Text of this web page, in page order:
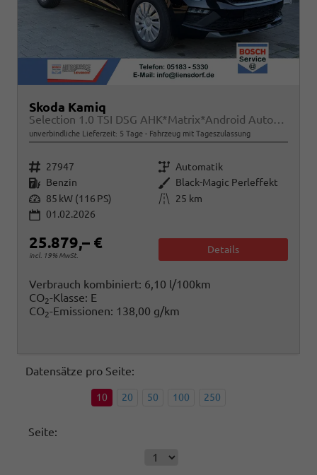
Skoda Kamiq
Selection 1.0 TSI DSG AHK*Matrix*Android Auto*SHZ*Kamera*Keyless*2Z Klimaauto*
unverbindliche Lieferzeit: 5 Tage Fahrzeug mit Tageszulassung
Fahrzeugnr. 27947 Getriebe Automatik
Kraftstoff Benzin Außenfarbe Black-Magic Perleffekt
Leistung 85 kW (116 PS) Kilometerstand
25 km
01.02.2026
25.879,– €
incl. 19% MwSt.
Details
Verbrauch kombiniert: 6,10 l/100km
CO2-Klasse: E
CO2-Emissionen: 138,00 g/km
Datensätze pro Seite:
10 20 50 100 250
Seite: